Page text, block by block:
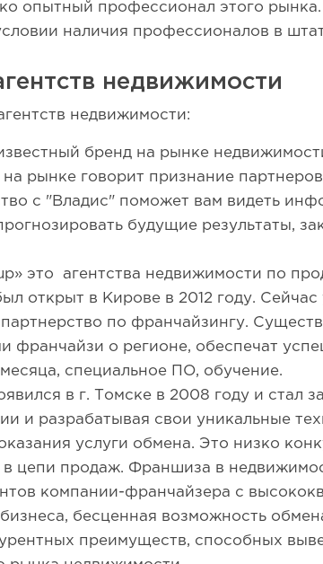
опытный профессионал этого
наличия профессионалов в
недвижимости
недвижимости:
бренд на рынке
рынке говорит признание
с "Владис" поможет вам видеть
будущие результаты,
это агентства недвижимости по
открыт в Кирове в 2012 году. Сейчас
партнерство по франчайзингу.
франчайзи о регионе, обеспечат
специальное ПО, обучение.
в г. Томске в 2008 году и стал
и разрабатывая свои уникальные
услуги обмена. Это низко
цепи продаж. Франшиза в
компании-франчайзера с
бесценная возможность
преимуществ, способных